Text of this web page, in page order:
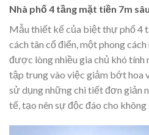
Nhà phố 4 tầng mặt tiền 7m
Mẫu thiết kế của biệt thự phố 4
cách tân cổ điển, một phong
được lòng nhiều gia chủ khó tính
tập trung vào việc giảm bớt hoa
sử dụng những chi tiết đơn giản
tế, tạo nên sự độc đáo cho không